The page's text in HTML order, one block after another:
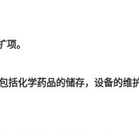
项。
化学药品的储存，设备的维护